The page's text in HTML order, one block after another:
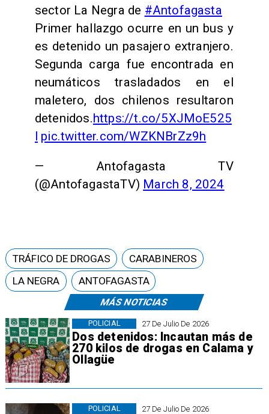
sector La Negra de #Antofagasta
Primer hallazgo ocurre en un bus y
es detenido un pasajero extranjero.
Segunda carga fue encontrada en
neumáticos trasladados en el
maletero, dos chilenos resultaron
detenidos.https://t.co/5XJMoE525
l pic.twitter.com/WZKNBrZz9h
— Antofagasta TV
(@AntofagastaTV) March 8, 2024
MÁS NOTICIAS
27 De Julio De 2026
Dos detenidos: Incautan más de
270 kilos de drogas en Calama y
Ollagüe
POLICIAL
27 De Julio De 2026
POLICIAL
TRÁFICO DE DROGAS
CARABINEROS
LA NEGRA
ANTOFAGASTA